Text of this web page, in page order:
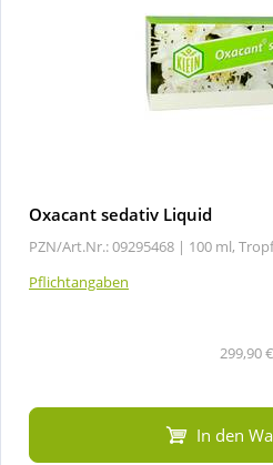
Oxacant sedativ Liquid
PZN/Art.Nr.: 09295468 | 100 ml,
Pflichtangaben
299,90
In den